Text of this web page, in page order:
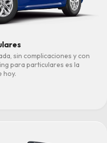
sin complicaciones y con
para particulares es la
hoy.